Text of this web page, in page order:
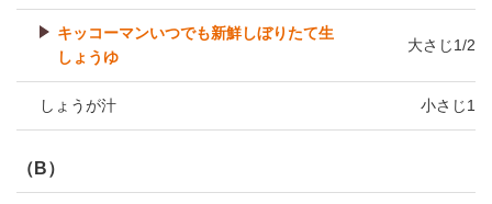
キッコーマンいつでも新鮮しぼりたて生
しょうゆ
大さじ1/2
しょうが汁 小さじ1
（B）